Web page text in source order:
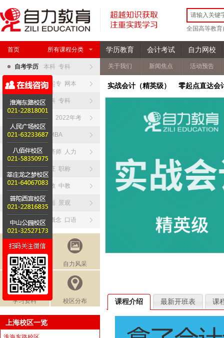
全国高等教
首页 所有课程分类 学历教育 会计考试 自力网校
自考学历 本科 专科
网络学院 高起专 网本
夜大开大 本科 专科
全日制专升本 2022年考
硕士研究生 MBA
职业资格 经济师 人力
会计资格 考证 职称
教师资格 幼教 中教
设计资格 平面 景观
英语日语 新概念 口语
免费讲座 自力风采
学习资料 校区分布
上海校区一览
关于我们 新闻焦点 活动预告
实战会计（精英级） 零起点直达会
课程介绍 最新开班表 课